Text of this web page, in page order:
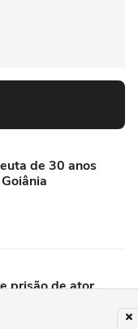
de 30 anos
prisão de ator